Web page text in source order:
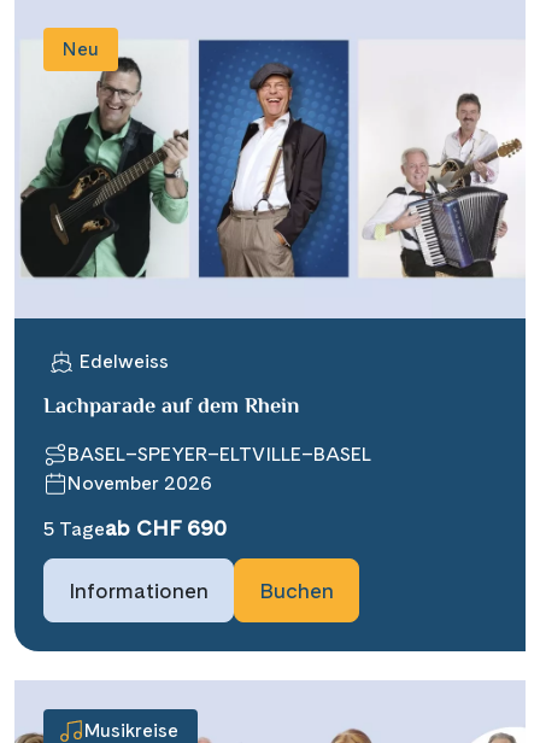
Neu
Edelweiss
Lachparade auf dem Rhein
BASEL–SPEYER–ELTVILLE–BASEL
November 2026
5 Tageab CHF 690
Informationen Buchen
Musikreise